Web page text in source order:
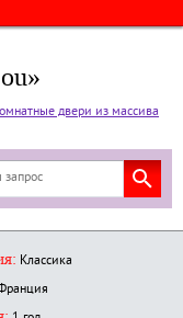
двери из массива
Классика